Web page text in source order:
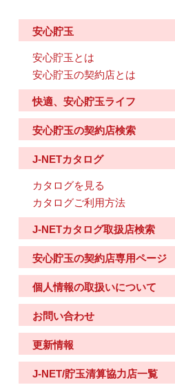
安心貯玉
安心貯玉とは
安心貯玉の契約店とは
快適、安心貯玉ライフ
安心貯玉の契約店検索
J-NETカタログ
カタログを見る
カタログご利用方法
J-NETカタログ取扱店検索
安心貯玉の契約店専用ページ
個人情報の取扱いについて
お問い合わせ
更新情報
J-NET/貯玉清算協力店一覧